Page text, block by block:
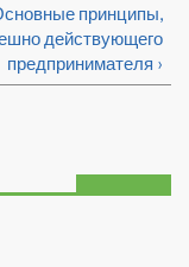
принципы,
действующего
предпринимателя ›